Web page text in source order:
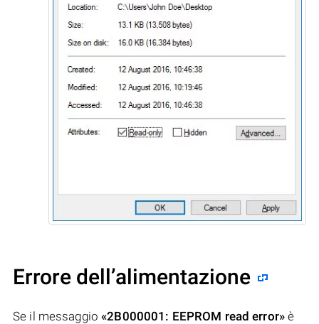
Errore dell’alimentazione
Se il messaggio«2B000001: EEPROM read error» è